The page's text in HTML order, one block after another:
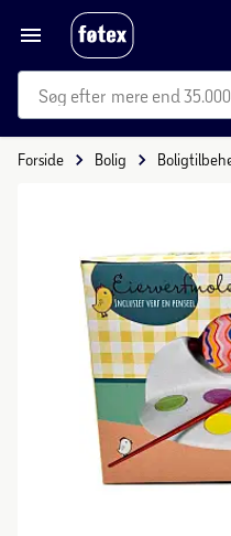
mere end
Forside Bolig